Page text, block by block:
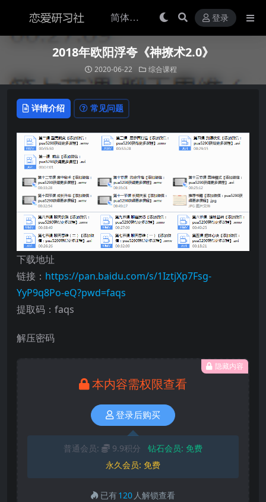
登录
2018年欧阳浮夸《神撩术2.0》
2020-06-22 综合课程
详情介绍 常见问题
下载地址
链接： https://pan.baidu.com/s/1IztjXp7Fsg-
YyP9q8Po-eQ?pwd=faqs
提取码：faqs
解压密码
隐藏内容
本内容需权限查看
登录后购买
普通会员: 9.9积分 钻石会员: 免费
永久会员: 免费
已有120 人解锁查看